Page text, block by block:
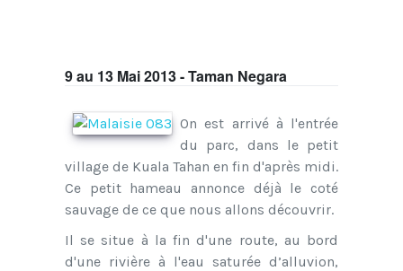
9 au 13 Mai 2013 - Taman Negara
On est arrivé à l'entrée
du parc, dans le petit
village de Kuala Tahan en fin d'après midi.
Ce petit hameau annonce déjà le coté
sauvage de ce que nous allons découvrir.
Il se situe à la fin d'une route, au bord
d'une rivière à l'eau saturée d’alluvion,